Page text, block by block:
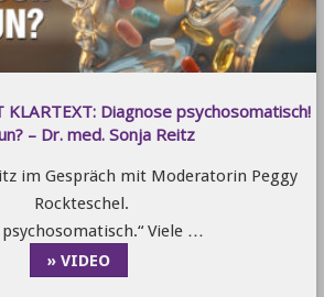
KLARTEXT: Diagnose psychosomatisch!
– Dr. med. Sonja Reitz
im Gespräch mit Moderatorin Peggy
Rockteschel.
psychosomatisch.“ Viele …
» VIDEO